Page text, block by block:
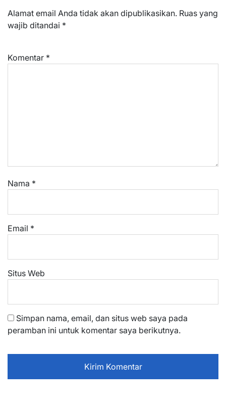
Alamat email Anda tidak akan dipublikasikan. Ruas yang
wajib ditandai *
Komentar *
Nama *
Email *
Situs Web
Simpan nama, email, dan situs web saya pada
peramban ini untuk komentar saya berikutnya.